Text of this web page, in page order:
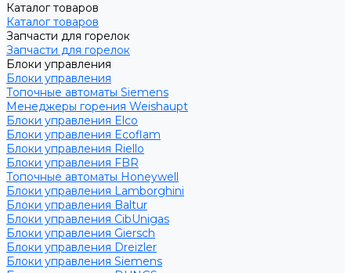
Каталог товаров
Каталог товаров
Запчасти для горелок
Запчасти для горелок
Блоки управления
Блоки управления
Топочные автоматы Siemens
Менеджеры горения Weishaupt
Блоки управления Elco
Блоки управления Ecoflam
Блоки управления Riello
Блоки управления FBR
Топочные автоматы Honeywell
Блоки управления Lamborghini
Блоки управления Baltur
Блоки управления CibUnigas
Блоки управления Giersch
Блоки управления Dreizler
Блоки управления Siemens